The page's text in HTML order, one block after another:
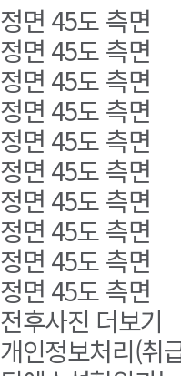
정면 45도 측면
정면 45도 측면
정면 45도 측면
정면 45도 측면
정면 45도 측면
정면 45도 측면
정면 45도 측면
정면 45도 측면
정면 45도 측면
정면 45도 측면
전후사진 더보기
개인정보처리(취